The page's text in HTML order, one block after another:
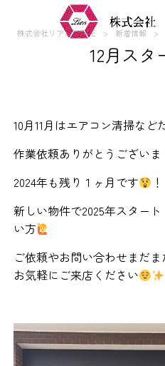
株式会社リアン HOME > 新着情報 >
12月スタ
10月11月はエアコン清掃な
作業依頼ありがとうございま
2024年も残り１ヶ月です
！
新しい物件で2025年スター
い方
ご依頼やお問い合わせまだ
お気軽にご来店ください